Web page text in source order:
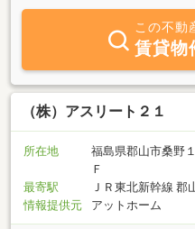
この不動
賃貸物
（株）アスリート２１
所在地
福島県郡山市桑野
Ｆ
最寄駅
ＪＲ東北新幹線 郡
情報提供元
アットホーム